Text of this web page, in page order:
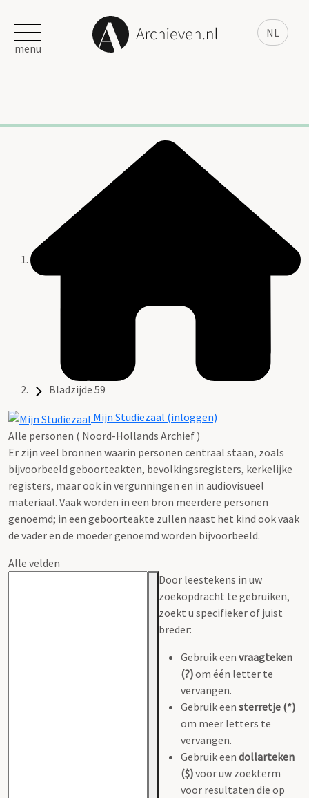
NL
menu
Bladzijde 59
Mijn Studiezaal (inloggen)
Alle personen ( Noord-Hollands Archief )
Er zijn veel bronnen waarin personen centraal staan, zoals
bijvoorbeeld geboorteakten, bevolkingsregisters, kerkelijke
registers, maar ook in vergunningen en in audiovisueel
materiaal. Vaak worden in een bron meerdere personen
genoemd; in een geboorteakte zullen naast het kind ook vaak
de vader en de moeder genoemd worden bijvoorbeeld.
Alle velden
Door leestekens in uw
zoekopdracht te gebruiken,
zoekt u specifieker of juist
breder:
Gebruik een vraagteken
(?)om één letter te
vervangen.
Gebruik een sterretje (*)
om meer letters te
vervangen.
Gebruik een dollarteken
($)voor uw zoekterm
voor resultaten die op